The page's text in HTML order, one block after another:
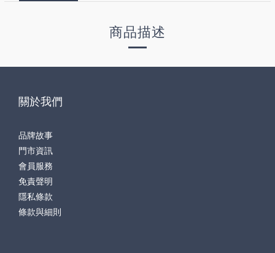
商品描述
關於我們
品牌故事
門市資訊
會員服務
免責聲明
隱私條款
條款與細則